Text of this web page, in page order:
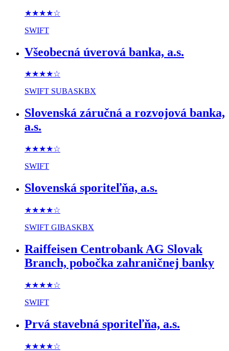
★★★★☆
SWIFT
Všeobecná úverová banka, a.s.
★★★★☆
SWIFT SUBASKBX
Slovenská záručná a rozvojová banka,
a.s.
★★★★☆
SWIFT
Slovenská sporiteľňa, a.s.
★★★★☆
SWIFT GIBASKBX
Raiffeisen Centrobank AG Slovak
Branch, pobočka zahraničnej banky
★★★★☆
SWIFT
Prvá stavebná sporiteľňa, a.s.
★★★★☆